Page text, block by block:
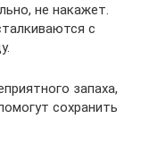
не накажет.
с
запаха,
сохранить